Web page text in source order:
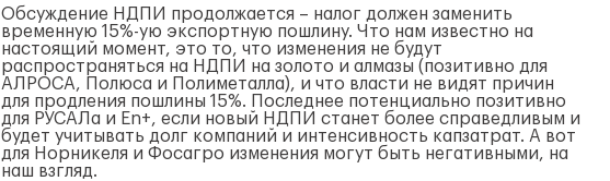
Обсуждение НДПИ продолжается – налог должен заменить
временную 15%-ую экспортную пошлину. Что нам известно на
настоящий момент, это то, что изменения не будут
распространяться на НДПИ на золото и алмазы (позитивно для
АЛРОСА, Полюса и Полиметалла), и что власти не видят причин
для продления пошлины 15%. Последнее потенциально позитивно
для РУСАЛа и En+, если новый НДПИ станет более справедливым и
будет учитывать долг компаний и интенсивность капзатрат. А вот
для Норникеля и Фосагро изменения могут быть негативными, на
наш взгляд.